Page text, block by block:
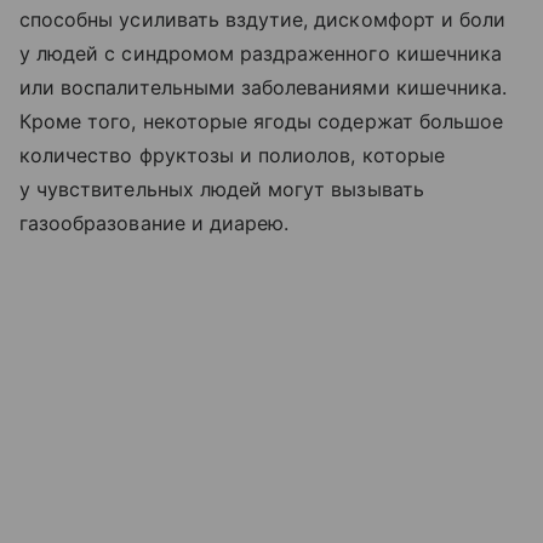
способны усиливать вздутие, дискомфорт и боли
у людей с синдромом раздраженного кишечника
или воспалительными заболеваниями кишечника.
Кроме того, некоторые ягоды содержат большое
количество фруктозы и полиолов, которые
у чувствительных людей могут вызывать
газообразование и диарею.